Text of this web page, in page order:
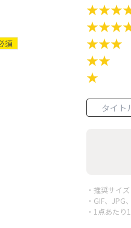
須
★★★
★★
★
・推奨サイ
・GIF、JPG
・1点あたり